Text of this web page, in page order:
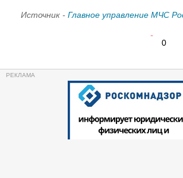
Источник - Главное управление МЧС
0